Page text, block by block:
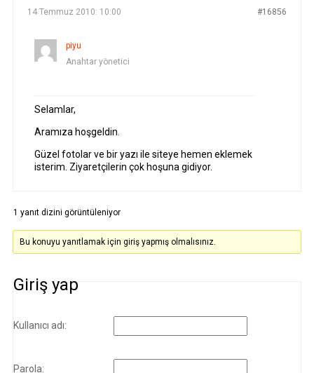
14 Temmuz 2010: 10:00 #16856
piyu
Anahtar yönetici
Selamlar,
Aramıza hoşgeldin.
Güzel fotolar ve bir yazı ile siteye hemen eklemek
isterim. Ziyaretçilerin çok hoşuna gidiyor.
1 yanıt dizini görüntüleniyor
Bu konuyu yanıtlamak için giriş yapmış olmalısınız.
Giriş yap
Kullanıcı adı:
Parola: